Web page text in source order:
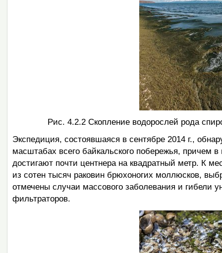
Рис. 4.2.2 Скопление водорослей рода
Экспедиция, состоявшаяся в сентябре 2014 г.,
масштабах всего байкальского побережья, причем
достигают почти центнера на квадратный метр. К
из сотен тысяч раковин брюхоногих моллюсков,
отмечены случаи массового заболевания и гибели
фильтраторов.